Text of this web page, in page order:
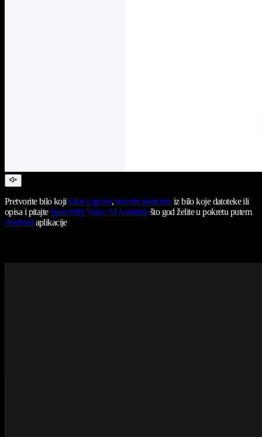
Pretvorite bilo kojitekst u govor, stvorite podcasteiz bilo koje datoteke ili
opisa i pitajte Speechify Voice AI Assistantšto god želite u pokretu putem
Androidaplikacije